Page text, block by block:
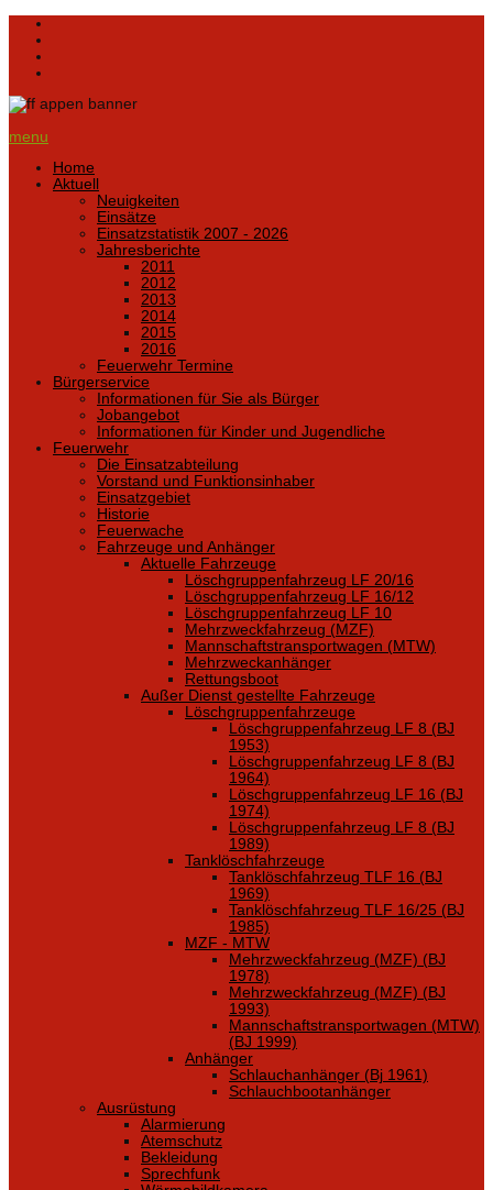
menu
Home
Aktuell
Neuigkeiten
Einsätze
Einsatzstatistik 2007 - 2026
Jahresberichte
2011
2012
2013
2014
2015
2016
Feuerwehr Termine
Bürgerservice
Informationen für Sie als Bürger
Jobangebot
Informationen für Kinder und Jugendliche
Feuerwehr
Die Einsatzabteilung
Vorstand und Funktionsinhaber
Einsatzgebiet
Historie
Feuerwache
Fahrzeuge und Anhänger
Aktuelle Fahrzeuge
Löschgruppenfahrzeug LF 20/16
Löschgruppenfahrzeug LF 16/12
Löschgruppenfahrzeug LF 10
Mehrzweckfahrzeug (MZF)
Mannschaftstransportwagen (MTW)
Mehrzweckanhänger
Rettungsboot
Außer Dienst gestellte Fahrzeuge
Löschgruppenfahrzeuge
Löschgruppenfahrzeug LF 8 (BJ
1953)
Löschgruppenfahrzeug LF 8 (BJ
1964)
Löschgruppenfahrzeug LF 16 (BJ
1974)
Löschgruppenfahrzeug LF 8 (BJ
1989)
Tanklöschfahrzeuge
Tanklöschfahrzeug TLF 16 (BJ
1969)
Tanklöschfahrzeug TLF 16/25 (BJ
1985)
MZF - MTW
Mehrzweckfahrzeug (MZF) (BJ
1978)
Mehrzweckfahrzeug (MZF) (BJ
1993)
Mannschaftstransportwagen (MTW)
(BJ 1999)
Anhänger
Schlauchanhänger (Bj 1961)
Schlauchbootanhänger
Ausrüstung
Alarmierung
Atemschutz
Bekleidung
Sprechfunk